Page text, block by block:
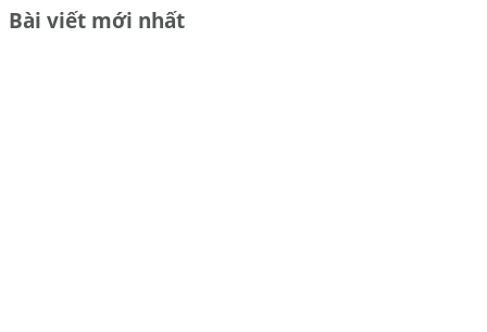
Bài viết mới nhất